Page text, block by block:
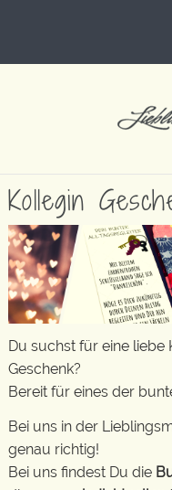
Kollegin
Du suchst für eine liebe
Geschenk?
Bereit für eines der
Bei uns in der
genau richtig!
Bei uns findest Du die